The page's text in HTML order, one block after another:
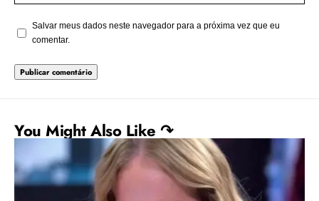
Salvar meus dados neste navegador para a próxima vez que eu
comentar.
You Might Also Like ↷